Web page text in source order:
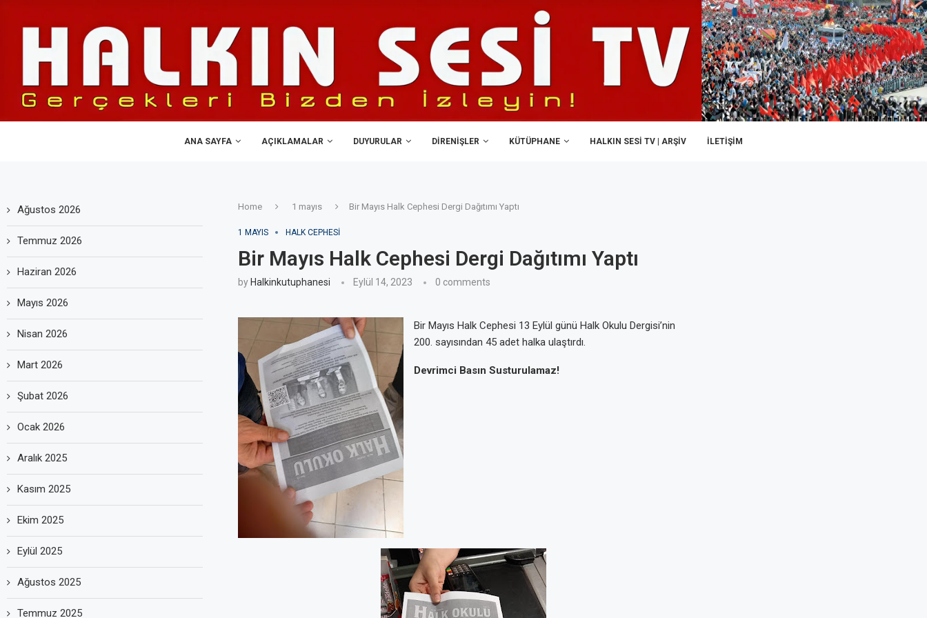
ANA SAYFA AÇIKLAMALAR DUYURULAR DIRENIŞLER KÜTÜPHANE HALKIN SESI TV | ARŞİV İLETIŞIM
Home 1 mayıs Bir Mayıs Halk Cephesi Dergi Dağıtımı Yaptı
1 MAYIS HALK CEPHESI
Bir Mayıs Halk Cephesi Dergi Dağıtımı Yaptı
byHalkinkutuphanesi Eylül 14, 2023 0 comments
Bir Mayıs Halk Cephesi 13 Eylül günü Halk Okulu Dergisi’nin
200. sayısından 45 adet halka ulaştırdı.
Devrimci Basın Susturulamaz!
Ağustos 2026
Temmuz 2026
Haziran 2026
Mayıs 2026
Nisan 2026
Mart 2026
Şubat 2026
Ocak 2026
Aralık 2025
Kasım 2025
Ekim 2025
Eylül 2025
Ağustos 2025
Temmuz 2025